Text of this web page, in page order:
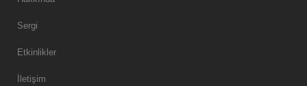
Sergi
Etkinlikler
İletişim